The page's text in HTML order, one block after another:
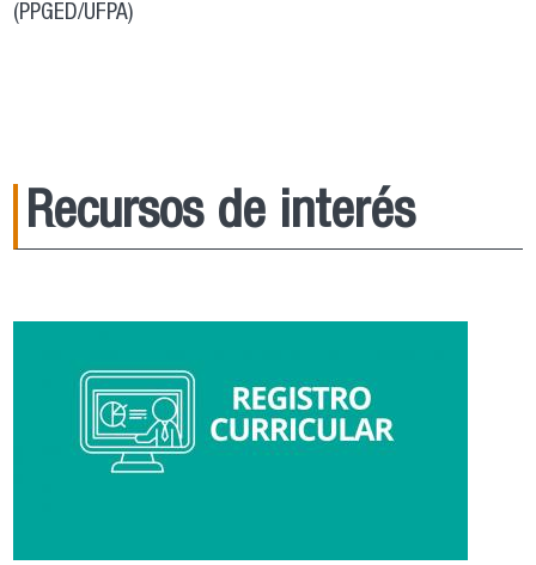
(PPGED/UFPA)
Recursos de interés